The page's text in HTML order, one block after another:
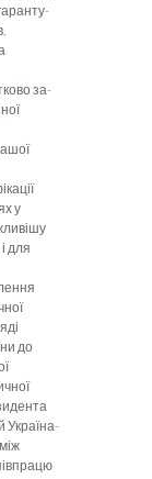
за­
у
для
до
Україна-